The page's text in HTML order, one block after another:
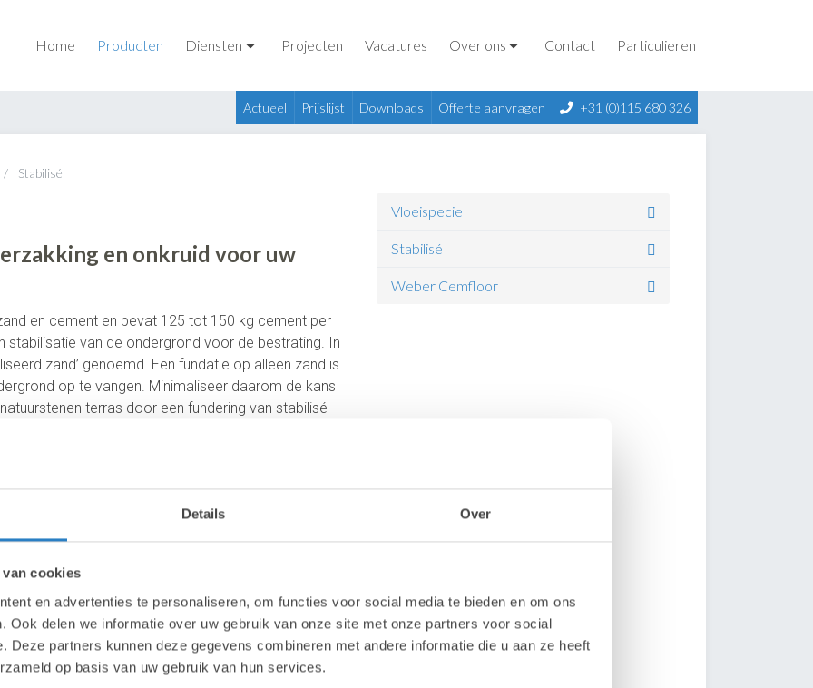
Details Over
van cookies
en advertenties te personaliseren, om functies voor social media te bieden en om ons
Ook delen we informatie over uw gebruik van onze site met onze partners voor social
Deze partners kunnen deze gegevens combineren met andere informatie die u aan ze heeft
op basis van uw gebruik van hun services.
Home Producten Diensten Projecten Vacatures Over ons Contact Particulieren
Actueel Prijslijst Downloads Offerte aanvragen +31 (0)115 680 326
Stabilisé
en onkruid voor uw
en cement en bevat 125 tot 150 kg cement per
van de ondergrond voor de bestrating. In
zand’ genoemd. Een fundatie op alleen zand is
op te vangen. Minimaliseer daarom de kans
terras door een fundering van stabilisé
de fundering geen kans.
ondergronden goed verwerkbaar en daarom de
een bestratingsfundering. En is een ideale
klinkers of voor het stabiliseren rond vijvers.
is afhankelijk van de ondergrond en de te
zijn, want hoe minder draagkracht de ondergrond
aangebracht moet worden. Funderingen met een
bestaan uit twee lagen.
Vloeispecie
Stabilisé
Weber Cemfloor